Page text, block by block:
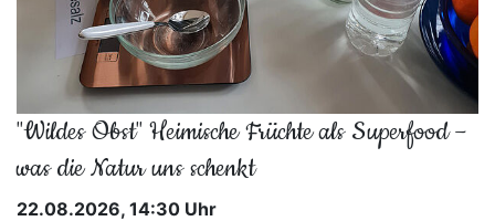
"Wildes Obst" Heimische Früchte als Superfood –
was die Natur uns schenkt
22.08.2026, 14:30 Uhr